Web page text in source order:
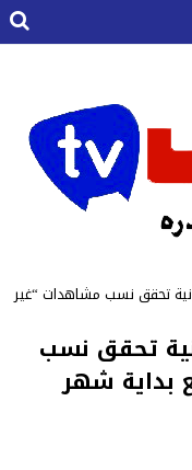
تحقق نسب مشاهدات “غير
تحقق نسب
بداية شهر